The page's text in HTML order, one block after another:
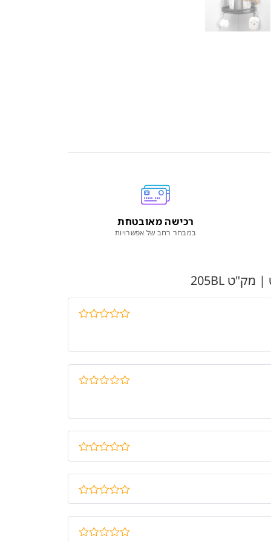
רכישה מאובטחת
במבחר רחב של אפשרויות
דורג4
דורג5מתוך